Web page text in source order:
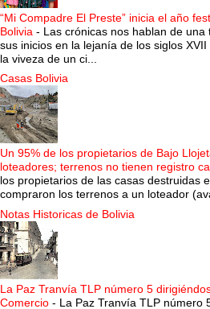
“Mi Compadre El Preste” inicia el año
Bolivia - Las crónicas nos hablan de
sus inicios en la lejanía de los siglos
la viveza de un ci...
Casas Bolivia
Un 95% de los propietarios de Bajo
loteadores; terrenos no tienen registro
los propietarios de las casas destruidas
compraron los terrenos a un loteador
Notas Historicas de Bolivia
La Paz Tranvía TLP número 5
Comercio - La Paz Tranvía TLP número